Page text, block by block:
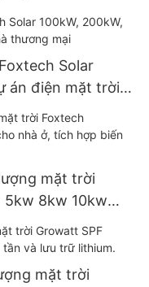
Solar
án điện mặt trời
mặt trời
5kw 8kw 10kw
nối lưới.
mặt trời